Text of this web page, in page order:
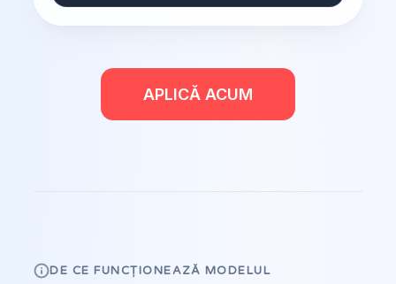
APLICĂ ACUM
DE CE FUNCȚIONEAZĂ MODELUL